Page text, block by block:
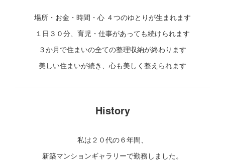
場所・お金・時間・心 ４つのゆとりが生まれます
１日３０分、育児・仕事があっても続けられます
３か月で住まいの全ての整理収納が終わります
美しい住まいが続き、心も美しく整えられます
History
私は２０代の６年間、
新築マンションギャラリーで勤務しました。